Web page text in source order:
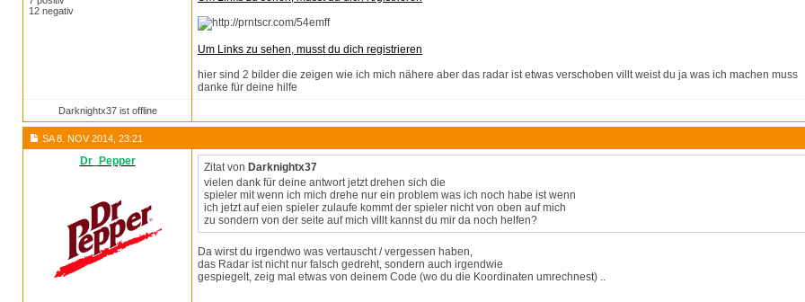
12 negativ
Um Links zu sehen, musst du dich registrieren
hier sind 2 bilder die zeigen wie ich mich nähere aber das radar ist etwas verschoben villt weist du ja was ich machen muss
danke für deine hilfe
Darknightx37 ist offline
SA 8. NOV 2014, 23:21
Dr_Pepper Zitat von Darknightx37
vielen dank für deine antwort jetzt drehen sich die
spieler mit wenn ich mich drehe nur ein problem was ich noch habe ist wenn
ich jetzt auf eien spieler zulaufe kommt der spieler nicht von oben auf mich
zu sondern von der seite auf mich villt kannst du mir da noch helfen?
Da wirst du irgendwo was vertauscht / vergessen haben,
das Radar ist nicht nur falsch gedreht, sondern auch irgendwie
gespiegelt, zeig mal etwas von deinem Code (wo du die Koordinaten umrechnest) ..